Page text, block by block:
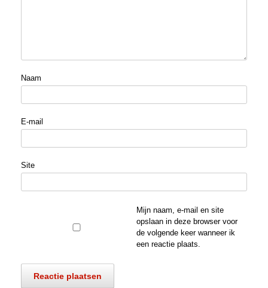
Naam
E-mail
Site
Mijn naam, e-mail en site
opslaan in deze browser voor
de volgende keer wanneer ik
een reactie plaats.